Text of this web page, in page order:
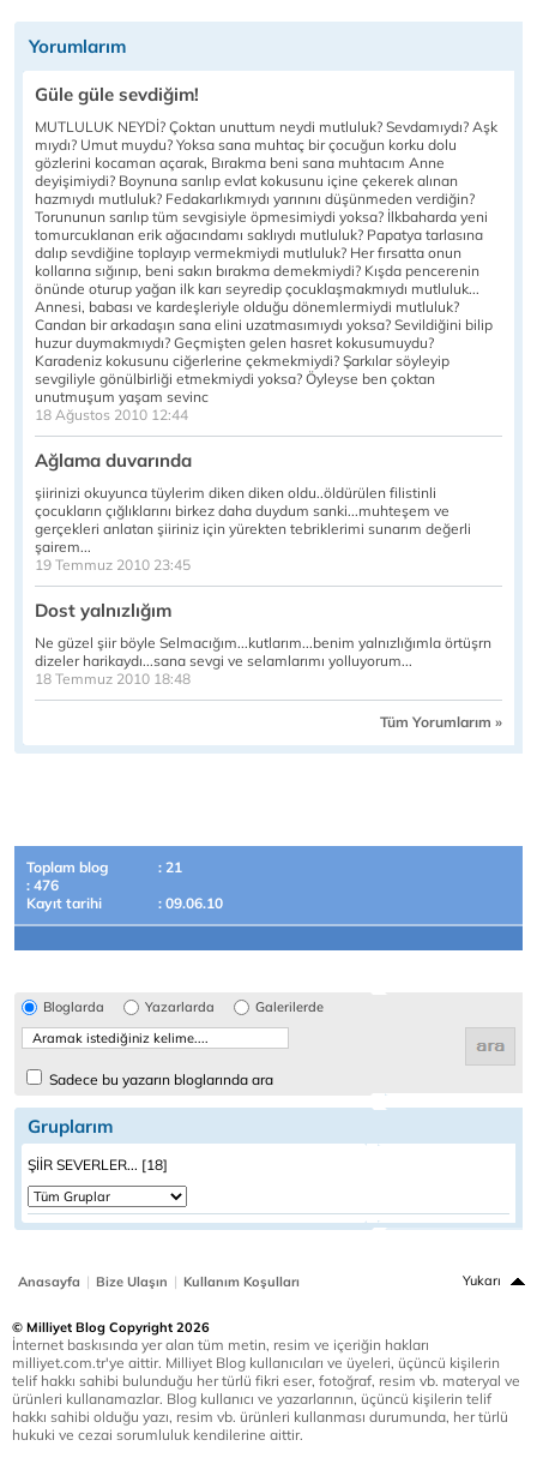
Yorumlarım
Güle güle sevdiğim!
MUTLULUK NEYDİ? Çoktan unuttum neydi mutluluk? Sevdamıydı? Aşk
mıydı? Umut muydu? Yoksa sana muhtaç bir çocuğun korku dolu
gözlerini kocaman açarak, Bırakma beni sana muhtacım Anne
deyişimiydi? Boynuna sarılıp evlat kokusunu içine çekerek alınan
hazmıydı mutluluk? Fedakarlıkmıydı yarınını düşünmeden verdiğin?
Torununun sarılıp tüm sevgisiyle öpmesimiydi yoksa? İlkbaharda yeni
tomurcuklanan erik ağacındamı saklıydı mutluluk? Papatya tarlasına
dalıp sevdiğine toplayıp vermekmiydi mutluluk? Her fırsatta onun
kollarına sığınıp, beni sakın bırakma demekmiydi? Kışda pencerenin
önünde oturup yağan ilk karı seyredip çocuklaşmakmıydı mutluluk...
Annesi, babası ve kardeşleriyle olduğu dönemlermiydi mutluluk?
Candan bir arkadaşın sana elini uzatmasımıydı yoksa? Sevildiğini bilip
huzur duymakmıydı? Geçmişten gelen hasret kokusumuydu?
Karadeniz kokusunu ciğerlerine çekmekmiydi? Şarkılar söyleyip
sevgiliyle gönülbirliği etmekmiydi yoksa? Öyleyse ben çoktan
unutmuşum yaşam sevinc
18 Ağustos 2010 12:44
Ağlama duvarında
şiirinizi okuyunca tüylerim diken diken oldu..öldürülen filistinli
çocukların çığlıklarını birkez daha duydum sanki...muhteşem ve
gerçekleri anlatan şiiriniz için yürekten tebriklerimi sunarım değerli
şairem...
19 Temmuz 2010 23:45
Dost yalnızlığım
Ne güzel şiir böyle Selmacığım...kutlarım...benim yalnızlığımla örtüşrn
dizeler harikaydı...sana sevgi ve selamlarımı yolluyorum...
18 Temmuz 2010 18:48
Tüm Yorumlarım »
Toplam blog
: 21
: 476
Kayıt tarihi
: 09.06.10
Bloglarda Yazarlarda Galerilerde
Sadece bu yazarın bloglarında ara
Gruplarım
ŞİİR SEVERLER... [18]
Anasayfa | Bize Ulaşın | Kullanım Koşulları Yukarı
© Milliyet Blog Copyright 2026
İnternet baskısında yer alan tüm metin, resim ve içeriğin hakları
milliyet.com.tr'ye aittir. Milliyet Blog kullanıcıları ve üyeleri, üçüncü kişilerin
telif hakkı sahibi bulunduğu her türlü fikri eser, fotoğraf, resim vb. materyal ve
ürünleri kullanamazlar. Blog kullanıcı ve yazarlarının, üçüncü kişilerin telif
hakkı sahibi olduğu yazı, resim vb. ürünleri kullanması durumunda, her türlü
hukuki ve cezai sorumluluk kendilerine aittir.